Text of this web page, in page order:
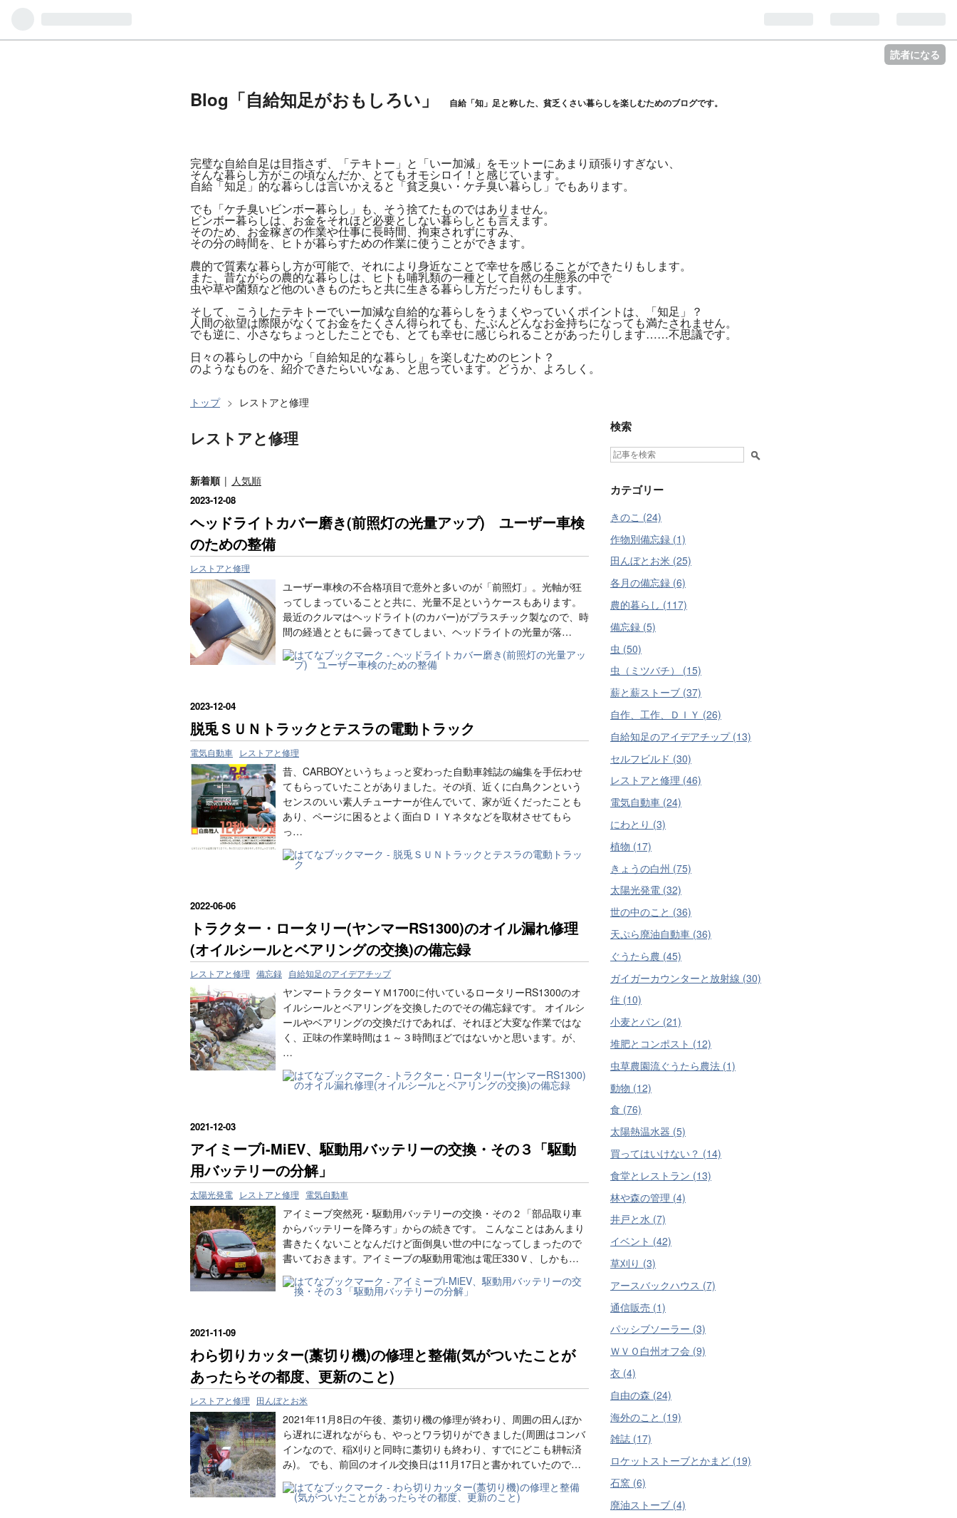
読者になる
Blog「自給知足がおもしろい」 自給「知」足と称した、貧乏くさい暮らしを楽しむためのブログです。
完璧な自給自足は目指さず、「テキトー」と「いー加減」をモットーにあまり頑張りすぎない、
そんな暮らし方がこの頃なんだか、とてもオモシロイ！と感じています。
自給「知足」的な暮らしは言いかえると「貧乏臭い・ケチ臭い暮らし」でもあります。
でも「ケチ臭いビンボー暮らし」も、そう捨てたものではありません。
ビンボー暮らしは、お金をそれほど必要としない暮らしとも言えます。
そのため、お金稼ぎの作業や仕事に長時間、拘束されずにすみ、
その分の時間を、ヒトが暮らすための作業に使うことができます。
農的で質素な暮らし方が可能で、それにより身近なことで幸せを感じることができたりもします。
また、昔ながらの農的な暮らしは、ヒトも哺乳類の一種として自然の生態系の中で
虫や草や菌類など他のいきものたちと共に生きる暮らし方だったりもします。
そして、こうしたテキトーでいー加減な自給的な暮らしをうまくやっていくポイントは、「知足」？
人間の欲望は際限がなくてお金をたくさん得られても、たぶんどんなお金持ちになっても満たされません。
でも逆に、小さなちょっとしたことでも、とても幸せに感じられることがあったりします……不思議です。
日々の暮らしの中から「自給知足的な暮らし」を楽しむためのヒント？
のようなものを、紹介できたらいいなぁ、と思っています。どうか、よろしく。
トップ > レストアと修理
レストアと修理
新着順 人気順
2023-12-08
ヘッドライトカバー磨き(前照灯の光量アップ) ユーザー車検
のための整備
レストアと修理
ユーザー車検の不合格項目で意外と多いのが「前照灯」。光軸が狂
ってしまっていることと共に、光量不足というケースもあります。
最近のクルマはヘッドライト(のカバー)がプラスチック製なので、時
間の経過とともに曇ってきてしまい、ヘッドライトの光量が落…
2023-12-04
脱兎ＳＵＮトラックとテスラの電動トラック
電気自動車 レストアと修理
昔、CARBOYというちょっと変わった自動車雑誌の編集を手伝わせ
てもらっていたことがありました。その頃、近くに白鳥クンという
センスのいい素人チューナーが住んでいて、家が近くだったことも
あり、ページに困るとよく面白ＤＩＹネタなどを取材させてもら
っ…
2022-06-06
トラクター・ロータリー(ヤンマーRS1300)のオイル漏れ修理
(オイルシールとベアリングの交換)の備忘録
レストアと修理 備忘録 自給知足のアイデアチップ
ヤンマートラクターＹＭ1700に付いているロータリーRS1300のオ
イルシールとベアリングを交換したのでその備忘録です。 オイルシ
ールやベアリングの交換だけであれば、それほど大変な作業ではな
く、正味の作業時間は１～３時間ほどではないかと思います。が、
…
2021-12-03
アイミーブi-MiEV、駆動用バッテリーの交換・その３「駆動
用バッテリーの分解」
太陽光発電 レストアと修理 電気自動車
アイミーブ突然死・駆動用バッテリーの交換・その２「部品取り車
からバッテリーを降ろす」からの続きです。 こんなことはあんまり
書きたくないことなんだけど面倒臭い世の中になってしまったので
書いておきます。アイミーブの駆動用電池は電圧330Ｖ、しかも…
2021-11-09
わら切りカッター(藁切り機)の修理と整備(気がついたことが
あったらその都度、更新のこと)
レストアと修理 田んぼとお米
2021年11月8日の午後、藁切り機の修理が終わり、周囲の田んぼか
ら遅れに遅れながらも、やっとワラ切りができました(周囲はコンバ
インなので、稲刈りと同時に藁切りも終わり、すでにどこも耕転済
み)。 でも、前回のオイル交換日は11月17日と書かれていたので…
検索
カテゴリー
きのこ (24)
作物別備忘録 (1)
田んぼとお米 (25)
各月の備忘録 (6)
農的暮らし (117)
備忘録 (5)
虫 (50)
虫（ミツバチ） (15)
薪と薪ストーブ (37)
自作、工作、ＤＩＹ (26)
自給知足のアイデアチップ (13)
セルフビルド (30)
レストアと修理 (46)
電気自動車 (24)
にわとり (3)
植物 (17)
きょうの白州 (75)
太陽光発電 (32)
世の中のこと (36)
天ぷら廃油自動車 (36)
ぐうたら農 (45)
ガイガーカウンターと放射線 (30)
住 (10)
小麦とパン (21)
堆肥とコンポスト (12)
虫草農園流ぐうたら農法 (1)
動物 (12)
食 (76)
太陽熱温水器 (5)
買ってはいけない？ (14)
食堂とレストラン (13)
林や森の管理 (4)
井戸と水 (7)
イベント (42)
草刈り (3)
アースバックハウス (7)
通信販売 (1)
パッシブソーラー (3)
ＷＶＯ白州オフ会 (9)
衣 (4)
自由の森 (24)
海外のこと (19)
雑誌 (17)
ロケットストーブとかまど (19)
石窯 (6)
廃油ストーブ (4)